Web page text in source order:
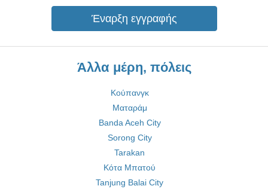
Έναρξη εγγραφής
Άλλα μέρη, πόλεις
Κούπανγκ
Ματαράμ
Banda Aceh City
Sorong City
Tarakan
Κότα Μπατού
Tanjung Balai City